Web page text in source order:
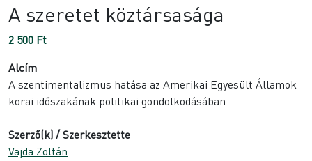
A szeretet köztársasága
2 500 Ft
Alcím
A szentimentalizmus hatása az Amerikai Egyesült Államok
korai időszakának politikai gondolkodásában
Szerző(k) / Szerkesztette
Vajda Zoltán